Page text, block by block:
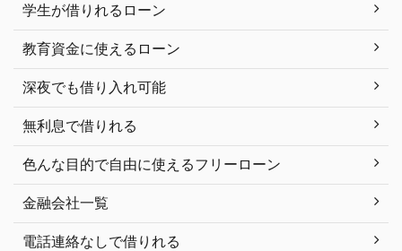
学生が借りれるローン
教育資金に使えるローン
深夜でも借り入れ可能
無利息で借りれる
色んな目的で自由に使えるフリーローン
金融会社一覧
電話連絡なしで借りれる